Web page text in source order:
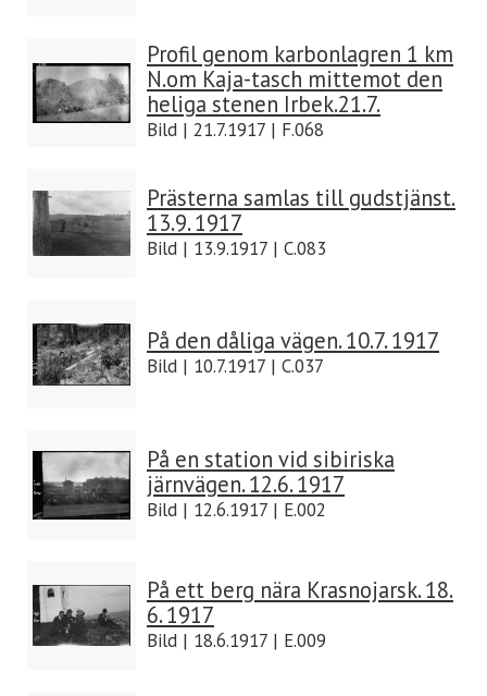
Profil genom karbonlagren 1 km
N.om Kaja-tasch mittemot den
heliga stenen Irbek.21.7.
Bild | 21.7.1917 | F.068
Prästerna samlas till gudstjänst.
13.9. 1917
Bild | 13.9.1917 | C.083
På den dåliga vägen. 10.7. 1917
Bild | 10.7.1917 | C.037
På en station vid sibiriska
järnvägen. 12.6. 1917
Bild | 12.6.1917 | E.002
På ett berg nära Krasnojarsk. 18.
6. 1917
Bild | 18.6.1917 | E.009